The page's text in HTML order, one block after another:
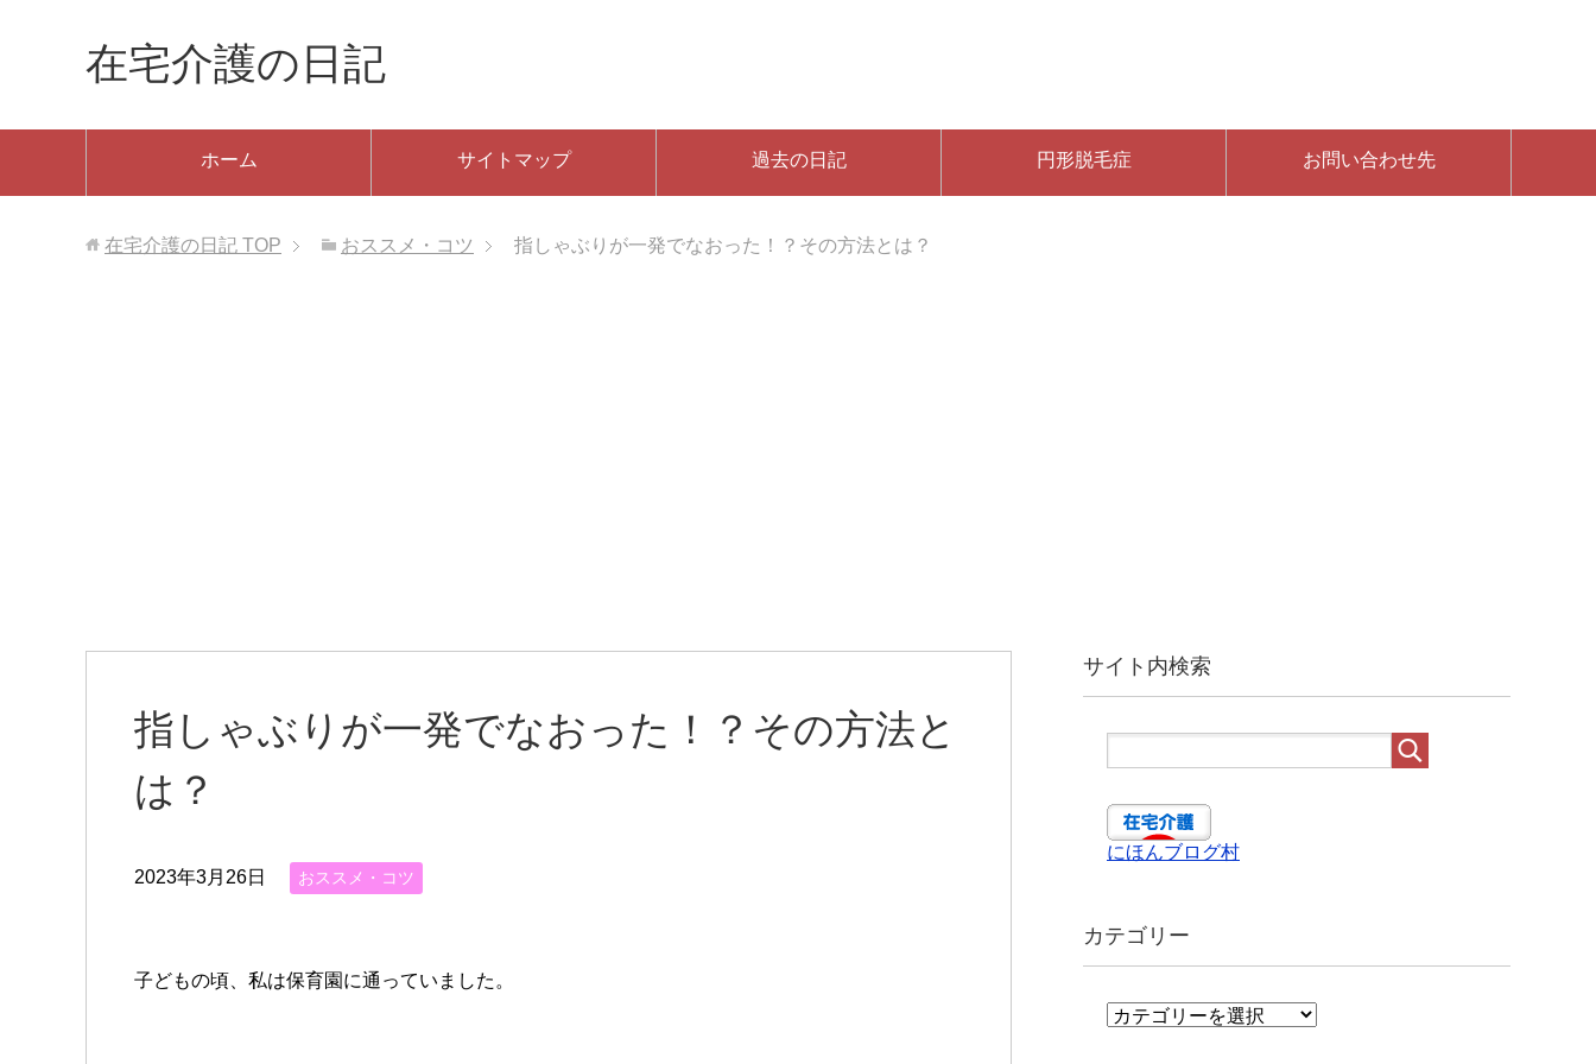
在宅介護の日記
ホーム サイトマップ 過去の日記 円形脱毛症 お問い合わせ先
在宅介護の日記 TOP おススメ・コツ 指しゃぶりが一発でなおった！？その方法とは？
指しゃぶりが一発でなおった！？その方法と
は？
2023年3月26日 おススメ・コツ
子どもの頃、私は保育園に通っていました。
サイト内検索
にほんブログ村
カテゴリー
カ